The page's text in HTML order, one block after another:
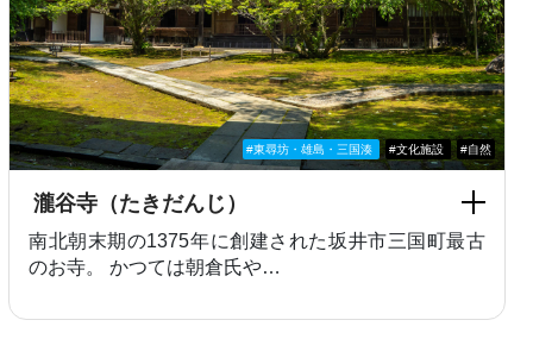
#東尋坊・雄島・三国湊 #文化施設 #自然
瀧谷寺（たきだんじ）
南北朝末期の1375年に創建された坂井市三国町最古
のお寺。 かつては朝倉氏や…